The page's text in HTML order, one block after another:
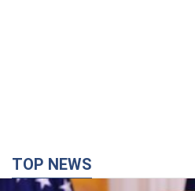
TOP NEWS